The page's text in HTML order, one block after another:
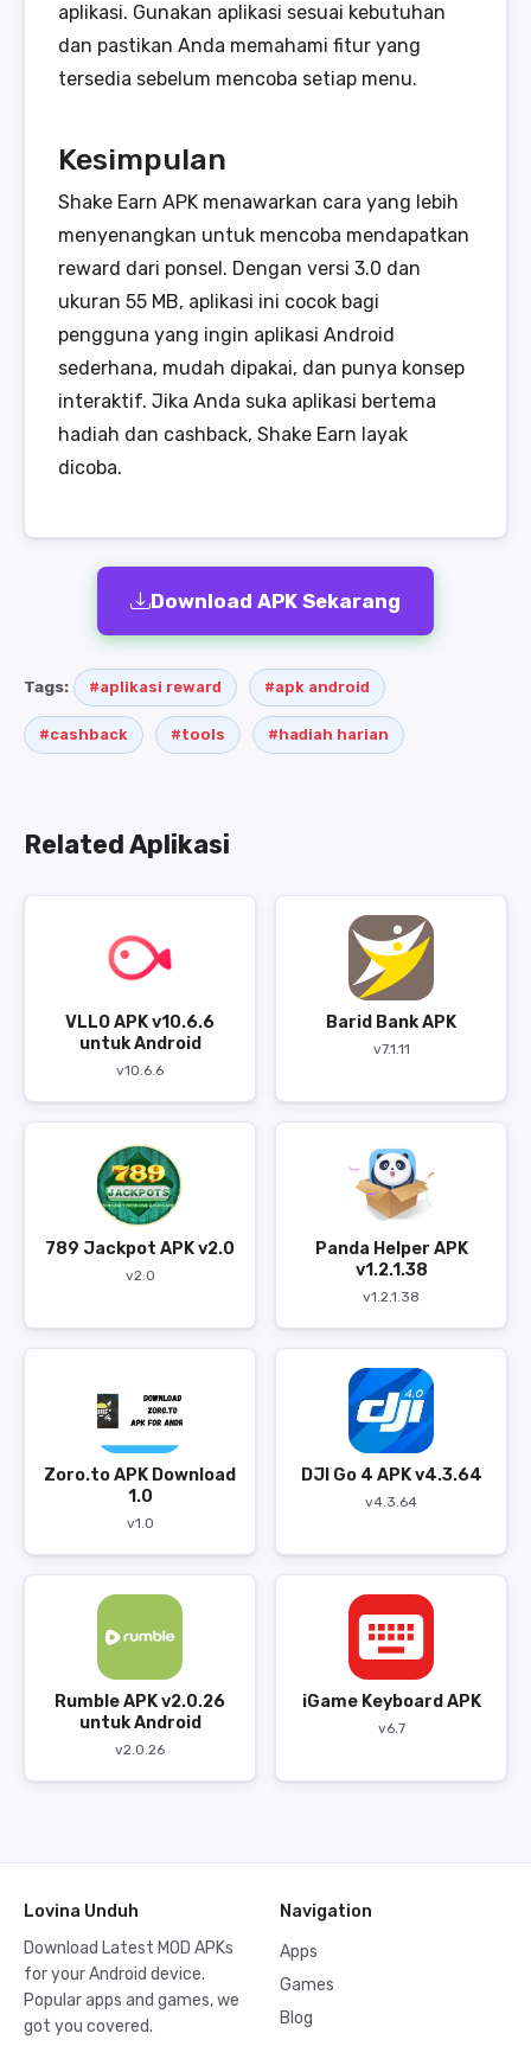
aplikasi. Gunakan aplikasi sesuai kebutuhan
dan pastikan Anda memahami fitur yang
tersedia sebelum mencoba setiap menu.
Kesimpulan
Shake Earn APK menawarkan cara yang lebih
menyenangkan untuk mencoba mendapatkan
reward dari ponsel. Dengan versi 3.0 dan
ukuran 55 MB, aplikasi ini cocok bagi
pengguna yang ingin aplikasi Android
sederhana, mudah dipakai, dan punya konsep
interaktif. Jika Anda suka aplikasi bertema
hadiah dan cashback, Shake Earn layak
dicoba.
Download APK Sekarang
Tags: #aplikasi reward #apk android
#cashback #tools #hadiah harian
Related Aplikasi
VLLO APK v10.6.6
untuk Android
v10.6.6
Barid Bank APK
v7.1.11
789 Jackpot APK v2.0
v2.0
Panda Helper APK
v1.2.1.38
v1.2.1.38
Zoro.to APK Download
1.0
v1.0
DJI Go 4 APK v4.3.64
v4.3.64
Rumble APK v2.0.26
untuk Android
v2.0.26
iGame Keyboard APK
v6.7
Lovina Unduh
Download Latest MOD APKs
for your Android device.
Popular apps and games, we
got you covered.
Navigation
Apps
Games
Blog